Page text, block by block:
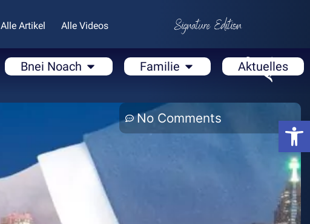
Alle Artikel Alle Videos
Bnei Noach Familie Aktuelles
No Comments